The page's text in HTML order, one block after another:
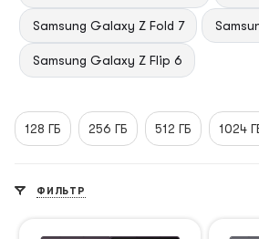
Samsung Galaxy Z Fold 7
Samsung Galaxy Z Flip 6
128 ГБ 256 ГБ 512 ГБ 1024
ФИЛЬТР